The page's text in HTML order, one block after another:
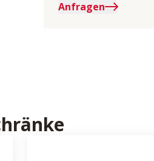
Anfragen